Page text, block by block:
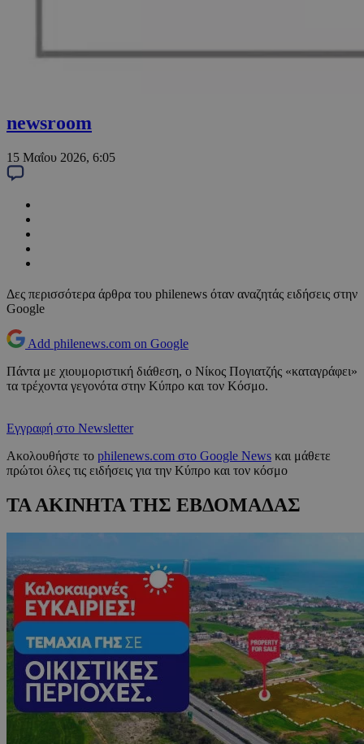
newsroom
15 Μαΐου 2026, 6:05
Δες περισσότερα άρθρα του philenews όταν αναζητάς ειδήσεις στην
Google
Add philenews.com on Google
Πάντα με χιουμοριστική διάθεση, ο Νίκος Πογιατζής «καταγράφει»
τα τρέχοντα γεγονότα στην Κύπρο και τον Κόσμο.
Εγγραφή στο Newsletter
Ακολουθήστε το philenews.com στο Google News και μάθετε
πρώτοι όλες τις ειδήσεις για την Κύπρο και τον κόσμο
ΤΑ ΑΚΙΝΗΤΑ ΤΗΣ ΕΒΔΟΜΑΔΑΣ